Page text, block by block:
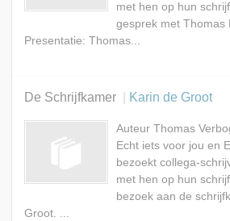
met hen op hun
gesprek met Thomas
Presentatie: Thomas...
De Schrijfkamer Karin de Groot
Auteur Thomas
Echt iets voor jou en
bezoekt collega-
met hen op hun
bezoek aan de
Groot. ...